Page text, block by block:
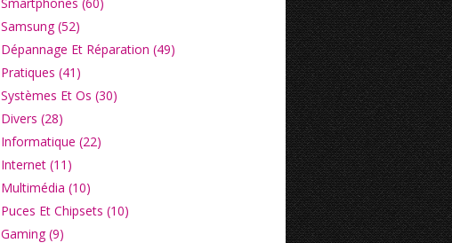
Samsung (52)
Dépannage Et Réparation (49)
Pratiques (41)
Systèmes Et Os (30)
Divers (28)
Informatique (22)
Internet (11)
Multimédia (10)
Puces Et Chipsets (10)
Gaming (9)